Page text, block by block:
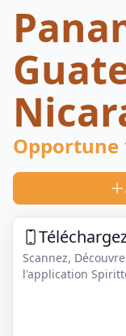
Opportune
Scannez,
l'application